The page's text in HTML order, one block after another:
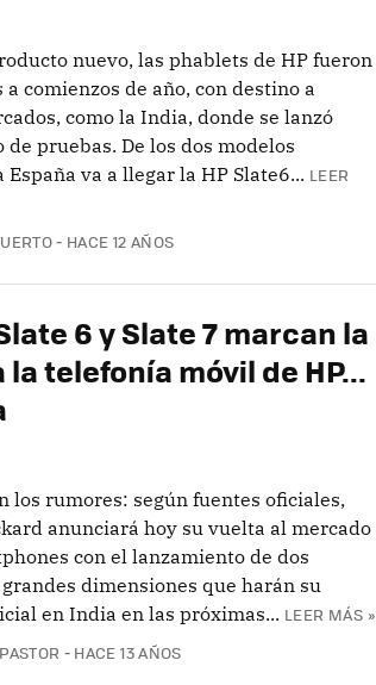
nuevo, las phablets de HP fueron
comienzos de año, con destino a
como la India, donde se lanzó
de pruebas. De los dos modelos
España va a llegar la HP Slate6... LEER
HACE 12 AÑOS
6 y Slate 7 marcan la
telefonía móvil de HP...
los rumores: según fuentes oficiales,
anunciará hoy su vuelta al mercado
con el lanzamiento de dos
dimensiones que harán su
en India en las próximas... LEER MÁS »
HACE 13 AÑOS